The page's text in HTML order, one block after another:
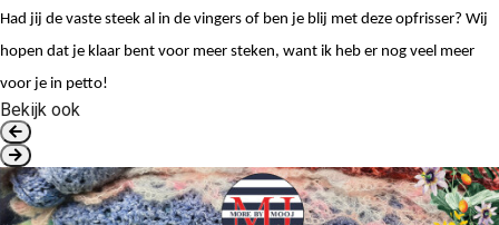
Had jij de vaste steek al in de vingers of ben je blij met deze opfrisser? Wij
hopen dat je klaar bent voor meer steken, want ik heb er nog veel meer
voor je in petto!
Bekijk ook